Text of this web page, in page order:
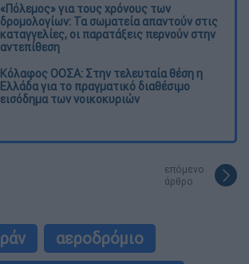
«Πόλεμος» για τους χρόνους των
δρομολογίων: Τα σωματεία απαντούν στις
καταγγελίες, οι παρατάξεις περνούν στην
αντεπίθεση
Κόλαφος ΟΟΣΑ: Στην τελευταία θέση η
Ελλάδα για το πραγματικό διαθέσιμο
εισόδημα των νοικοκυριών
επόμενο
άρθρο
Ιράν
αεροδρόμιο